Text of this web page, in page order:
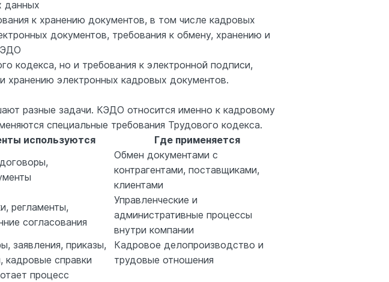
данных
к хранению документов, в том числе кадровых
документов, требования к обмену, хранению и
ЭДО
кодекса, но и требования к электронной подписи,
хранению электронных кадровых документов.
разные задачи. КЭДО относится именно к кадровому
специальные требования Трудового кодекса.
используются Где применяется
Обмен документами с
контрагентами, поставщиками,
клиентами
регламенты,
согласования
Управленческие и
административные процессы
внутри компании
заявления, приказы,
справки
Кадровое делопроизводство и
трудовые отношения
процесс